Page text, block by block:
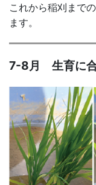
これから稲刈まで
ます。
7-8月 生育に合